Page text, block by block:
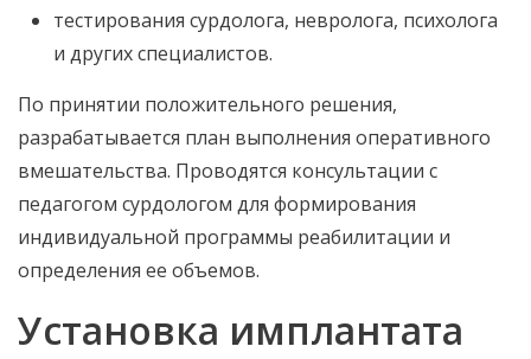
тестирования сурдолога, невролога, психолога
и других специалистов.
По принятии положительного решения,
разрабатывается план выполнения оперативного
вмешательства. Проводятся консультации с
педагогом сурдологом для формирования
индивидуальной программы реабилитации и
определения ее объемов.
Установка имплантата